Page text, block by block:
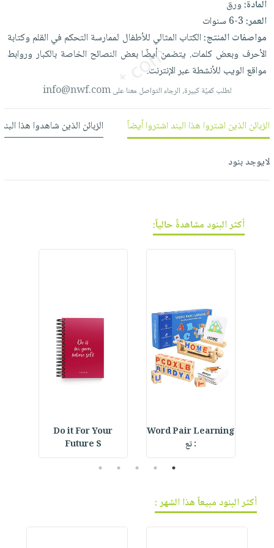
العناية
بالأسنان
الحمية
والتغذية
أدوات
المائدة
الأوعية
والتخزين
أدوات
المطبخ
الأكثر
مبيعاً
العودة
للمدارس
اكسسوارات
اكسسوارات
منزلية
ملابس
حلي
مناسبات
شحن
مجاني
بنود
مختارة
اشتراكات
الاشتراكات
صندوق
iKitab
بلا
نيل
وفرات
الشركة
سياسة
الشركة
خدمات
تواصل
لائحة
الأمنيات
الإصدارات
المادة:ورق
العمر:3-6 سنوات
مواصفات المنتج:الكتاب المثالي للأطفال لممارسة التحكم في القلم وكتابة
الأحرف وبعض كلمات. يتضمنأيضًابعض النصائح الخاصةبالكبار وروابط
مواقع الويب للأنشطةعبرالإنترنت.
لطلب كميّة كبيرة، الرجاء التواصل معنا علىinfo@nwf.com
الزبائن الذين اشتروا هذا البند اشتروا أيضاً الزبائن الذين شاهدوا هذا
لايوجد بنود
أكثر البنود مشاهدةً حالياً:
Word Pair Learning
: تع
Do it For Your
Future S
1
2
3
4
5
أكثر البنود مبيعاً هذا الشهر :